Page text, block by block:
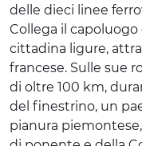
delle dieci linee
Collega il
cittadina ligure,
francese. Sulle sue
di oltre 100 km,
del finestrino, un
pianura